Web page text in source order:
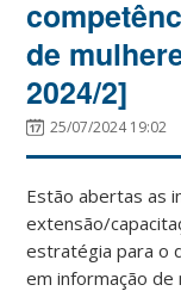
de
2024/2]
25/07/2024 19:02
Estão abertas as
extensão/
estratégia para o
em informação de